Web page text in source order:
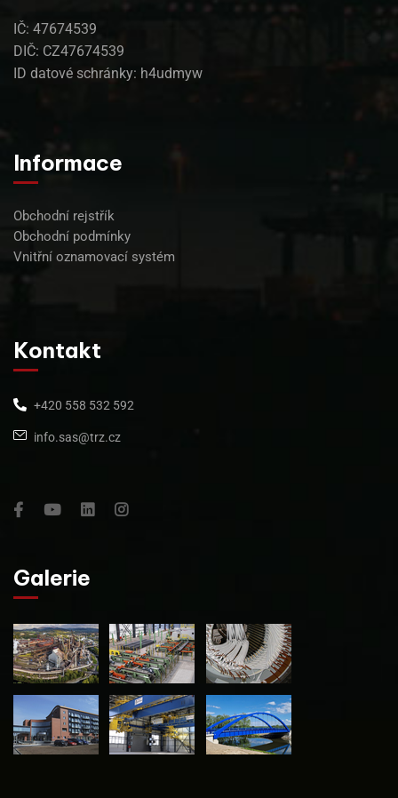
IČ: 47674539
DIČ: CZ47674539
ID datové schránky: h4udmyw
Informace
Obchodní rejstřík
Obchodní podmínky
Vnitřní oznamovací systém
Kontakt
+420 558 532 592
info.sas@trz.cz
Galerie